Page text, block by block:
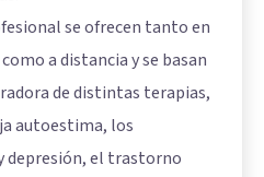
se ofrecen tanto en
a distancia y se basan
de distintas terapias,
autoestima, los
depresión, el trastorno